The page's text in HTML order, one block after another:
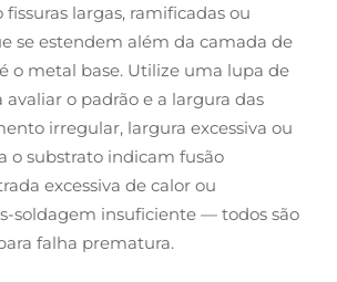
largas, ramificadas ou
se estendem além da camada de
o metal base. Utilize uma lupa de
avaliar o padrão e a largura das
irregular, largura excessiva ou
o substrato indicam fusão
excessiva de calor ou
soldagem insuficiente — todos são
falha prematura.